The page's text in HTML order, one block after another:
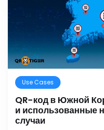
Use Cases
QR-код в Южной
и использованные
случаи